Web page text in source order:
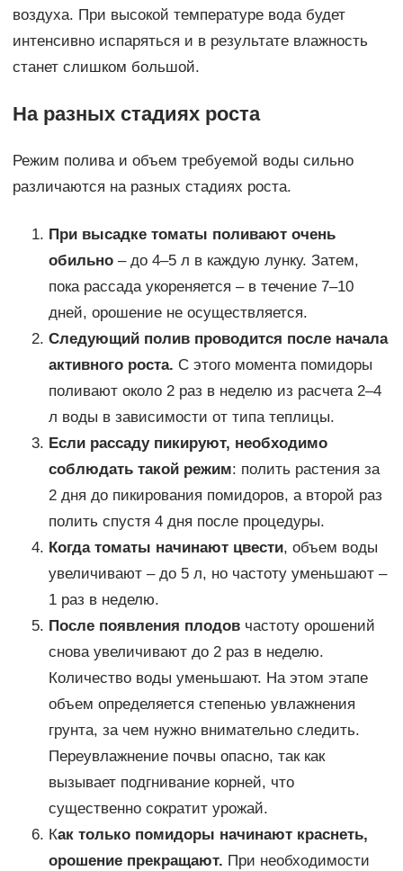
воздуха. При высокой температуре вода будет
интенсивно испаряться и в результате влажность
станет слишком большой.
На разных стадиях роста
Режим полива и объем требуемой воды сильно
различаются на разных стадиях роста.
При высадке томаты поливают очень
обильно– до 4–5 л в каждую лунку. Затем,
пока рассада укореняется – в течение 7–10
дней, орошение не осуществляется.
Следующий полив проводится после начала
активного роста. С этого момента помидоры
поливают около 2 раз в неделю из расчета 2–4
л воды в зависимости от типа теплицы.
Если рассаду пикируют, необходимо
соблюдать такой режим: полить растения за
2 дня до пикирования помидоров, а второй раз
полить спустя 4 дня после процедуры.
Когда томаты начинают цвести, объем воды
увеличивают – до 5 л, но частоту уменьшают –
1 раз в неделю.
После появления плодовчастоту орошений
снова увеличивают до 2 раз в неделю.
Количество воды уменьшают. На этом этапе
объем определяется степенью увлажнения
грунта, за чем нужно внимательно следить.
Переувлажнение почвы опасно, так как
вызывает подгнивание корней, что
существенно сократит урожай.
Как только помидоры начинают краснеть,
орошение прекращают. При необходимости